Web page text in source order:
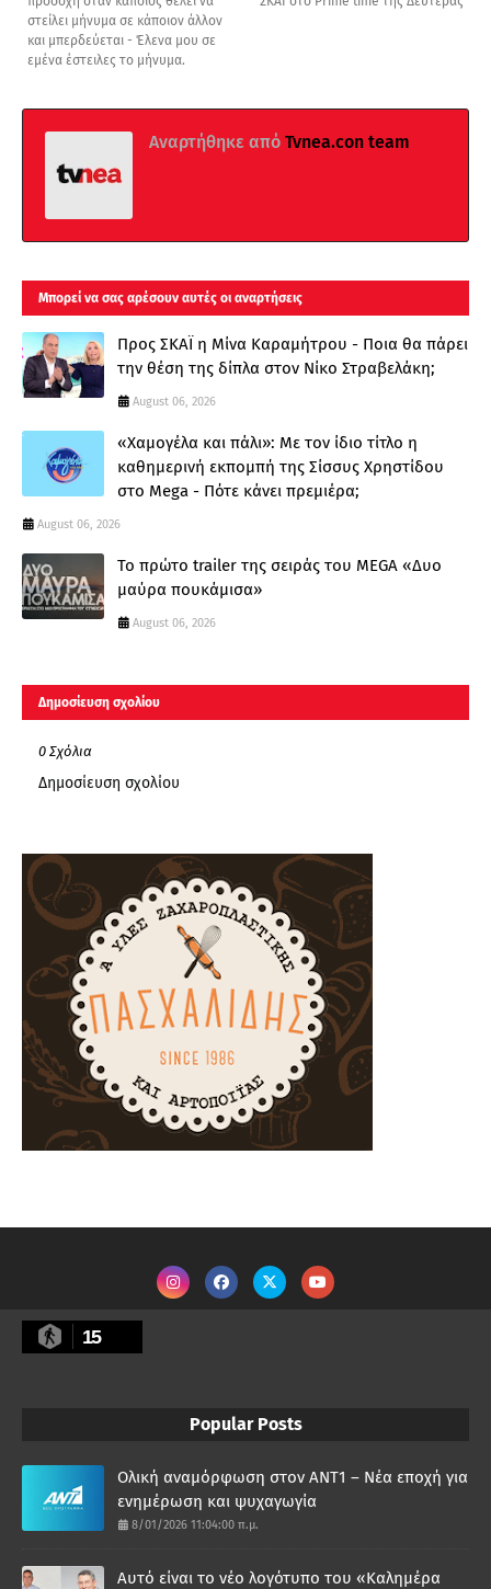
στείλει μήνυμα σε κάποιον άλλον
και μπερδεύεται - Έλενα μου σε
εμένα έστειλες το μήνυμα.
Αναρτήθηκε από Tvnea.con team
Μπορεί να σας αρέσουν αυτές οι αναρτήσεις
Προς ΣΚΑΪ η Μίνα Καραμήτρου - Ποια θα πάρει
την θέση της δίπλα στον Νίκο Στραβελάκη;
August 06, 2026
«Χαμογέλα και πάλι»: Με τον ίδιο τίτλο η
καθημερινή εκπομπή της Σίσσυς Χρηστίδου
στο Mega - Πότε κάνει πρεμιέρα;
August 06, 2026
Το πρώτο trailer της σειράς του MEGA «Δυο
μαύρα πουκάμισα»
August 06, 2026
Δημοσίευση σχολίου
0 Σχόλια
Δημοσίευση σχολίου
15
Popular Posts
Ολική αναμόρφωση στον ΑΝΤ1 – Νέα εποχή για
ενημέρωση και ψυχαγωγία
8/01/2026 11:04:00 π.μ.
Αυτό είναι το νέο λογότυπο του «Καλημέρα